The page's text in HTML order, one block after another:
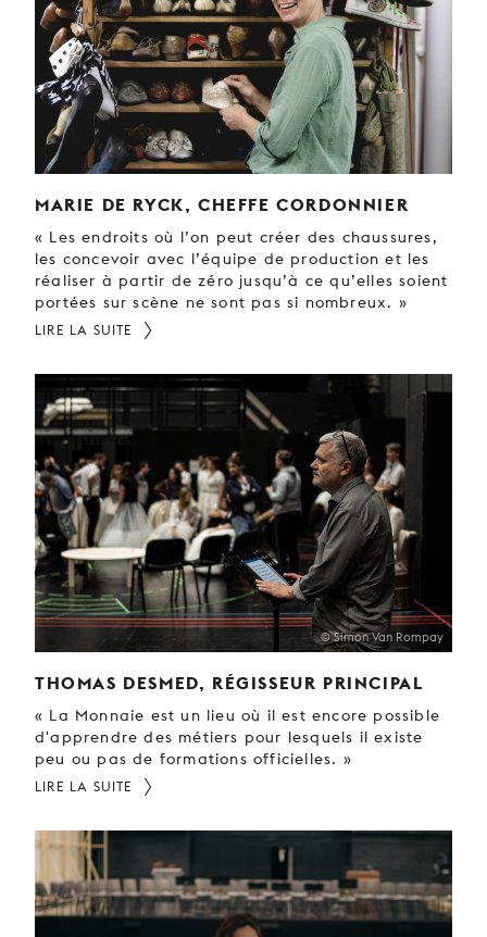
JEUNE
PUBLIC
LA
MONNAIE
SOUTENIR
MARIE DE RYCK, CHEFFE CORDONNIER
« Les endroits où l’on peut créer des chaussures,
les concevoir avec l’équipe de production et les
réaliser à partir de zéro jusqu’à ce qu’elles soient
portées sur scène ne sont pas si nombreux. »
LIRE LA SUITE
© Simon Van Rompay
THOMAS DESMED, RÉGISSEUR PRINCIPAL
« La Monnaie est un lieu où il est encore possible
d'apprendre des métiers pour lesquels il existe
peu ou pas de formations officielles. »
LIRE LA SUITE